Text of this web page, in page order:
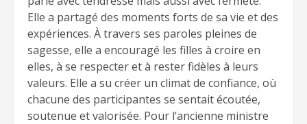
Elle a partagé des moments forts de sa vie et des
expériences. À travers ses paroles pleines de
sagesse, elle a encouragé les filles à croire en
elles, à se respecter et à rester fidèles à leurs
valeurs. Elle a su créer un climat de confiance, où
chacune des participantes se sentait écoutée,
soutenue et valorisée. Pour l’ancienne ministre